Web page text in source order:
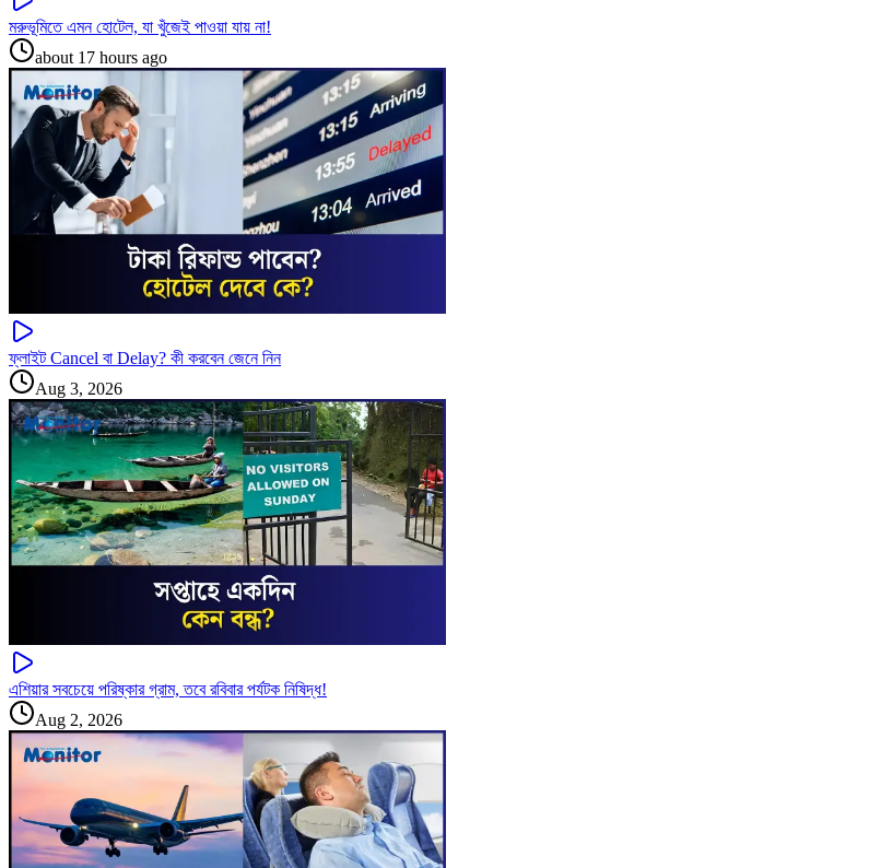
মরুভূমিতে এমন হোটেল, যা খুঁজেই পাওয়া যায় না!
about 17 hours ago
ফ্লাইট Cancel বা Delay? কী করবেন জেনে নিন
Aug 3, 2026
এশিয়ার সবচেয়ে পরিষ্কার গ্রাম, তবে রবিবার পর্যটক নিষিদ্ধ!
Aug 2, 2026